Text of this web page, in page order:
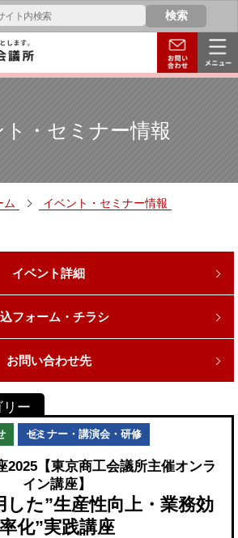
ト・セミナー情報
ム イベント・セミナー情報
イベント詳細
フォーム・チラシ
お問い合わせ先
セミナー・講演会・研修
2025【東京商工会議所主催オンラ
イン講座】
した”生産性向上・業務効
率化”実践講座